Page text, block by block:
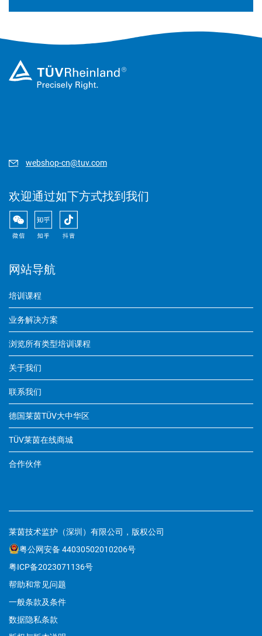
webshop-cn@tuv.com
欢迎通过如下方式找到我们
网站导航
培训课程
业务解决方案
浏览所有类型培训课程
关于我们
联系我们
德国莱茵TÜV大中华区
TÜV莱茵在线商城
合作伙伴
莱茵技术监护（深圳）有限公司，版权公司
粤公网安备 44030502010206号
粤ICP备2023071136号
帮助和常见问题
一般条款及条件
数据隐私条款